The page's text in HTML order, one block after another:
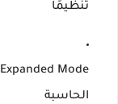
تنظيمًا
Expanded Mode
الحاسبة